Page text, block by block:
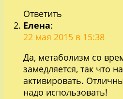
Ответить
Елена:
22 мая 2015 в 15:38
Да, метаболизм со
замедляется, так что
активировать.
надо использовать!